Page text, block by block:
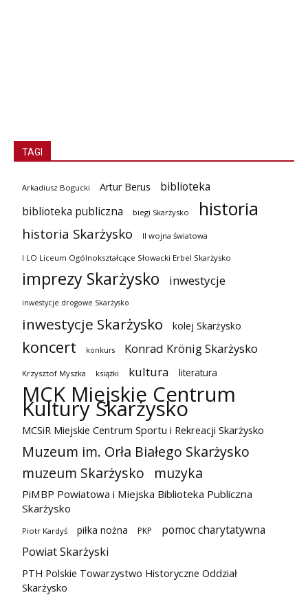
TAGI
Arkadiusz Bogucki Artur Berus
biblioteka
biblioteka publiczna
biegi Skarżysko historia
historia Skarżysko II wojna światowa
I LO Liceum Ogólnokształcące Słowacki Erbel Skarżysko
imprezy Skarżysko inwestycje
inwestycje drogowe Skarżysko
inwestycje Skarżysko kolej Skarżysko
koncert konkurs Konrad Krönig Skarżysko
Krzysztof Myszka książki kultura literatura
MCK Miejskie Centrum
Kultury Skarżysko
MCSiR Miejskie Centrum Sportu i Rekreacji Skarżysko
Muzeum im. Orła Białego Skarżysko
muzeum Skarżysko
muzyka
PiMBP Powiatowa i Miejska Biblioteka Publiczna
Skarżysko
Piotr Kardyś piłka nożna PKP
pomoc charytatywna
Powiat Skarżyski
PTH Polskie Towarzystwo Historyczne Oddział
Skarżysko